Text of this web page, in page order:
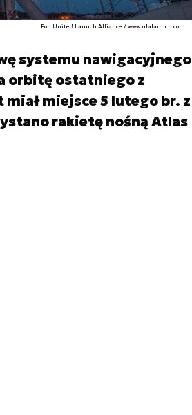
Fot. United Launch Alliance / www.ulalaunch.com
systemu nawigacyjnego
orbitę ostatniego z
miejsce 5 lutego br. z
rakietę nośną Atlas